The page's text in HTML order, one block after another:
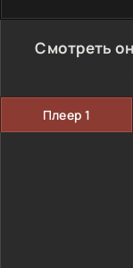
Смотреть
Плеер 1